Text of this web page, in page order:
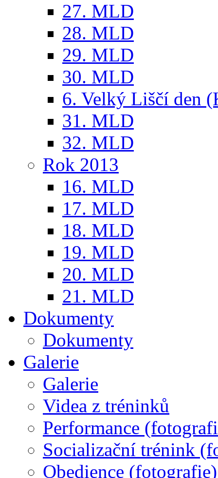
27. MLD
28. MLD
29. MLD
30. MLD
6. Velký Liščí den
31. MLD
32. MLD
Rok 2013
16. MLD
17. MLD
18. MLD
19. MLD
20. MLD
21. MLD
Dokumenty
Dokumenty
Galerie
Galerie
Videa z tréninků
Performance
Socializační trénink
Obedience (fotografie)